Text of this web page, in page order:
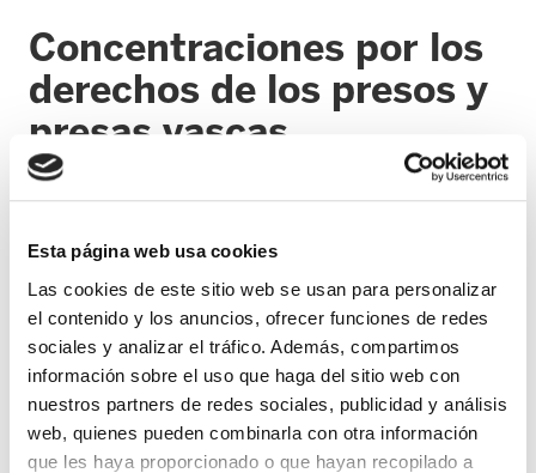
Esta página web usa cookies
Las cookies de este sitio web se usan para personalizar
el contenido y los anuncios, ofrecer funciones de redes
sociales y analizar el tráfico. Además, compartimos
información sobre el uso que haga del sitio web con
nuestros partners de redes sociales, publicidad y análisis
web, quienes pueden combinarla con otra información
que les haya proporcionado o que hayan recopilado a
Concentraciones por los
derechos de los presos y
presas vascas
27/06/2008
El 27 de junio es el último viernes del mes.
Por lo tanto, organizadas por Etxerat,
habrá concentraciones en los pueblos y
ciudades de Euskal Herria por los
derechos de los presos y presas vascas.
ELA llama a participar en dichas